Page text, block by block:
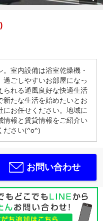
。室内設備は浴室乾燥機・
ごしやすいお部屋になっ
られる通風良好な快適生活
新たな生活を始めたいとお
にお任せください。地域に
情報と賃貸情報をご紹介い
ださい(^o^)
お問い合わせ